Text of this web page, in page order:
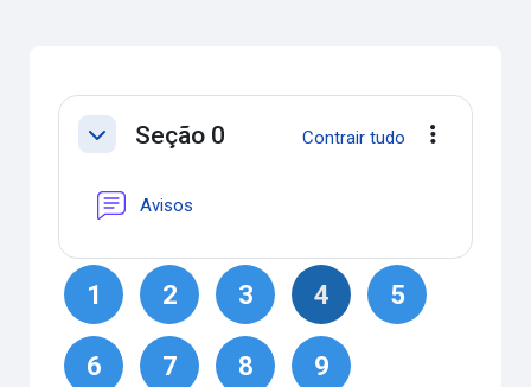
Curso: Capacitação ENADE 2026 -
ContrairSeção 0 Contrair tudo Editar
Avisos
1 2 3 4 5
6 7 8 9